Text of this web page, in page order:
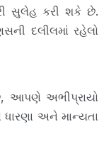
સુલેહ કરી શકે છે.
દલીલમાં રહેલો
આપણે અભીપ્રાયો
અને માન્યતા